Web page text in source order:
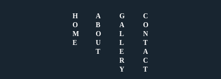
H
O
M
E
A
B
O
U
T
G
A
L
L
E
R
Y
C
O
N
T
A
C
T